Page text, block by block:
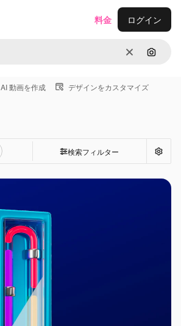
消去 画像で
料金 ログイン
AI 動画を作成 デザインをカスタマイズ
検索フィルター